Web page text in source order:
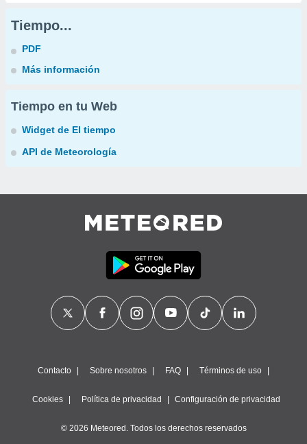
Tiempo...
PDF
Más información
Tiempo en tu Web
Widget de El tiempo
API de Meteorología
Contacto Sobre nosotros FAQ Términos de uso
Cookies Política de privacidad Configuración de privacidad
© 2026 Meteored. Todos los derechos reservados